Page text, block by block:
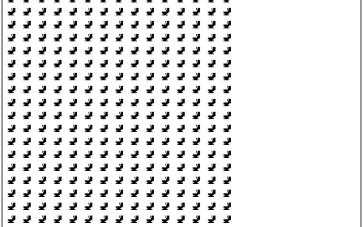
🚽 🚽 🚽 🚽 🚽 🚽 🚽 🚽 🚽 🚽 🚽 🚽 🚽 🚽 🚽
🚽 🚽 🚽 🚽 🚽 🚽 🚽 🚽 🚽 🚽 🚽 🚽 🚽 🚽 🚽
🚽 🚽 🚽 🚽 🚽 🚽 🚽 🚽 🚽 🚽 🚽 🚽 🚽 🚽 🚽
🚽 🚽 🚽 🚽 🚽 🚽 🚽 🚽 🚽 🚽 🚽 🚽 🚽 🚽 🚽
🚽 🚽 🚽 🚽 🚽 🚽 🚽 🚽 🚽 🚽 🚽 🚽 🚽 🚽 🚽
🚽 🚽 🚽 🚽 🚽 🚽 🚽 🚽 🚽 🚽 🚽 🚽 🚽 🚽 🚽
🚽 🚽 🚽 🚽 🚽 🚽 🚽 🚽 🚽 🚽 🚽 🚽 🚽 🚽 🚽
🚽 🚽 🚽 🚽 🚽 🚽 🚽 🚽 🚽 🚽 🚽 🚽 🚽 🚽 🚽
🚽 🚽 🚽 🚽 🚽 🚽 🚽 🚽 🚽 🚽 🚽 🚽 🚽 🚽 🚽
🚽 🚽 🚽 🚽 🚽 🚽 🚽 🚽 🚽 🚽 🚽 🚽 🚽 🚽 🚽
🚽 🚽 🚽 🚽 🚽 🚽 🚽 🚽 🚽 🚽 🚽 🚽 🚽 🚽 🚽
🚽 🚽 🚽 🚽 🚽 🚽 🚽 🚽 🚽 🚽 🚽 🚽 🚽 🚽 🚽
🚽 🚽 🚽 🚽 🚽 🚽 🚽 🚽 🚽 🚽 🚽 🚽 🚽 🚽 🚽
🚽 🚽 🚽 🚽 🚽 🚽 🚽 🚽 🚽 🚽 🚽 🚽 🚽 🚽 🚽
🚽 🚽 🚽 🚽 🚽 🚽 🚽 🚽 🚽 🚽 🚽 🚽 🚽 🚽 🚽
🚽 🚽 🚽 🚽 🚽 🚽 🚽 🚽 🚽 🚽 🚽 🚽 🚽 🚽 🚽
🚽 🚽 🚽 🚽 🚽 🚽 🚽 🚽 🚽 🚽 🚽 🚽 🚽 🚽 🚽